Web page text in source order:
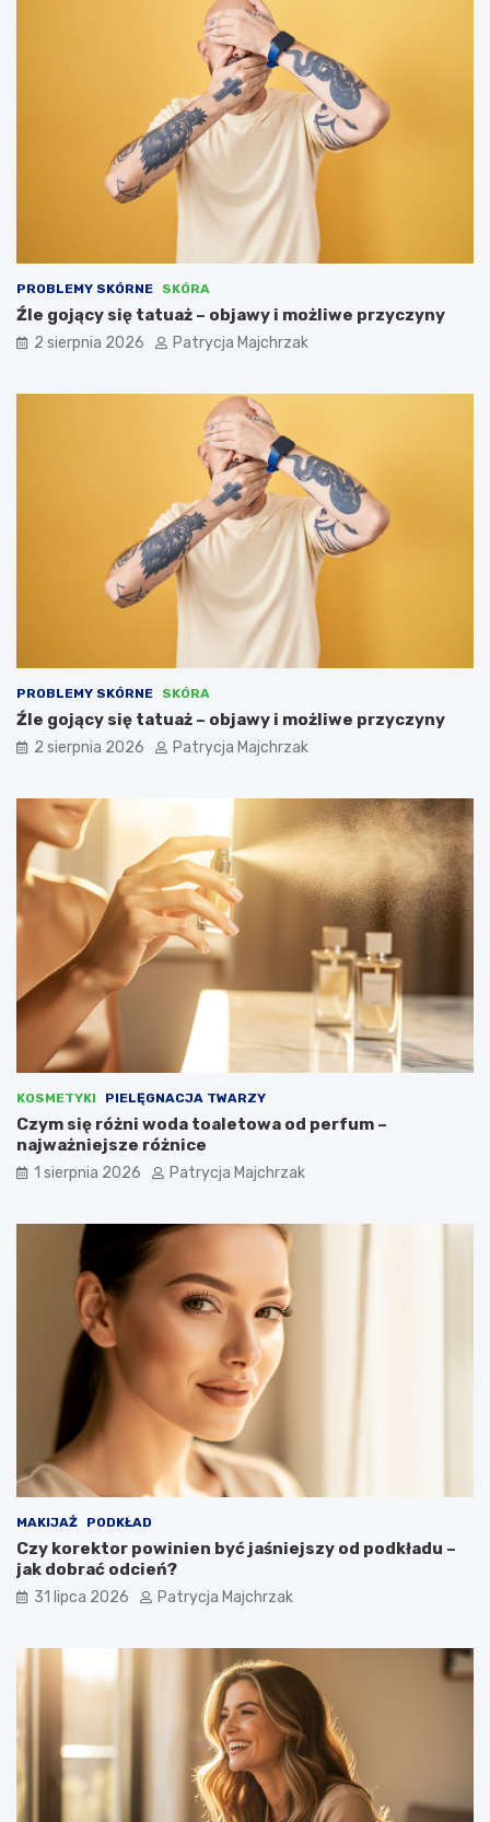
PROBLEMY SKÓRNE SKÓRA
Źle gojący się tatuaż – objawy i możliwe przyczyny
2 sierpnia 2026 Patrycja Majchrzak
PROBLEMY SKÓRNE SKÓRA
Źle gojący się tatuaż – objawy i możliwe przyczyny
2 sierpnia 2026 Patrycja Majchrzak
KOSMETYKI PIELĘGNACJA TWARZY
Czym się różni woda toaletowa od perfum –
najważniejsze różnice
1 sierpnia 2026 Patrycja Majchrzak
MAKIJAŻ PODKŁAD
Czy korektor powinien być jaśniejszy od podkładu –
jak dobrać odcień?
31 lipca 2026 Patrycja Majchrzak